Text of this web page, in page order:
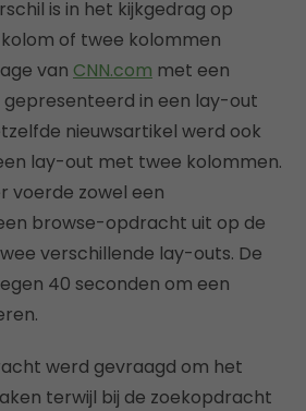
is in het kijkgedrag op
of twee kolommen
van CNN.com met een
in een lay-out
nieuwsartikel werd ook
lay-out met twee kolommen.
voerde zowel een
browse-opdracht uit op de
verschillende lay-outs. De
40 seconden om een
werd gevraagd om het
terwijl bij de zoekopdracht